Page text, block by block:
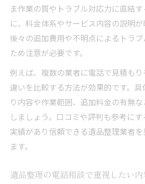
ま作業の質やトラブル対応力に直結
に、料金体系やサービス内容の説明が
後々の追加費用や不明点によるトラ
ため注意が必要です。
例えば、複数の業者に電話で見積も
違いを比較する方法が効果的です。
り内容や作業範囲、追加料金の有無
しましょう。口コミや評判も参考に
実績があり信頼できる遺品整理業者
ます。
遺品整理の電話相談で重視したい